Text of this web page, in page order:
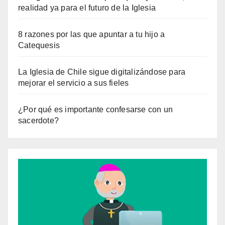
realidad ya para el futuro de la Iglesia
8 razones por las que apuntar a tu hijo a
Catequesis
La Iglesia de Chile sigue digitalizándose para
mejorar el servicio a sus fieles
¿Por qué es importante confesarse con un
sacerdote?